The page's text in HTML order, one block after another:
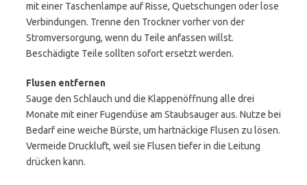
mit einer Taschenlampe auf Risse, Quetschungen oder lose
Verbindungen. Trenne den Trockner vorher von der
Stromversorgung, wenn du Teile anfassen willst.
Beschädigte Teile sollten sofort ersetzt werden.
Flusen entfernen
Sauge den Schlauch und die Klappenöffnung alle drei
Monate mit einer Fugendüse am Staubsauger aus. Nutze bei
Bedarf eine weiche Bürste, um hartnäckige Flusen zu lösen.
Vermeide Druckluft, weil sie Flusen tiefer in die Leitung
drücken kann.